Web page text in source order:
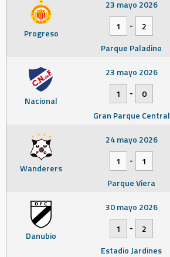
Progreso
23 mayo 2026
1
-
2
Parque Paladino
Nacional
23 mayo 2026
1
-
0
Gran Parque Central
Wanderers
24 mayo 2026
1
-
1
Parque Viera
Danubio
30 mayo 2026
1
-
2
Estadio Jardines